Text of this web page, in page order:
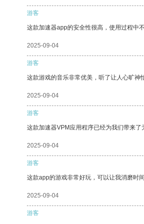
游客
这款加速器app的安全性很高，使用过程中
2025-09-04
游客
这款游戏的音乐非常优美，听了让人心旷神
2025-09-04
游客
这款加速器VPM应用程序已经为我们带来
2025-09-04
游客
这款app的游戏非常好玩，可以让我消磨时间
2025-09-04
游客